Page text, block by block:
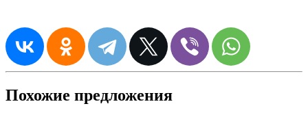
Похожие предложения